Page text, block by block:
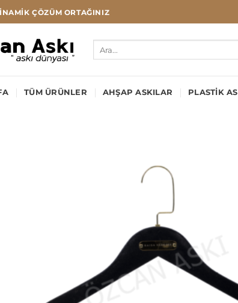
ÇÖZÜM ORTAĞINIZ
TÜM ÜRÜNLER AHŞAP ASKILAR PLASTIK